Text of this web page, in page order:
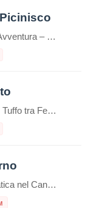
Il progetto “Parco Avventura – educativo”, è rivolto a tutto il pubblico interessato ad interagire in modo originale con la natura, in quanto esso rappresenta un’occasione di divertimento a diretto contatto con la natura offrendo inoltre co
Val di Canneto: Un Tuffo tra Fede e Natura nel Cuore del Lazio Incastonata come una gemma preziosa nel Parco Nazionale d’Abruzzo, Lazio e Molise, la Val di Canneto, nel territorio di Settefrati, è una meta che sa unire in modo sublime la spiritualità di un luogo sacro al fascino selvaggio e incontaminato della natura […]
L’Avventura Acquatica nel Canyon Segreto della Ciociaria A pochi passi dal pittoresco borgo di Campoli Appennino (Frosinone), celebre come il “Paese dell’Orso e del Tartufo”, si cela uno degli spettacoli naturali più emozionanti del Lazio: il Vallone Lacerno. Questa profonda fenditura carsica, incastonata nella fascia di protezione esterna del Parco Nazionale d’Abruzzo, Lazio e Molise […]